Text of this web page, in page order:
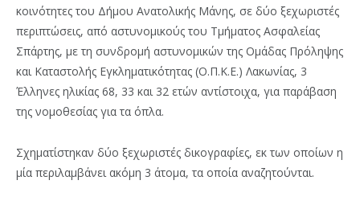
κοινότητες του Δήμου Ανατολικής Μάνης, σε δύο ξεχωριστές
περιπτώσεις, από αστυνομικούς του Τμήματος Ασφαλείας
Σπάρτης, με τη συνδρομή αστυνομικών της Ομάδας Πρόληψης
και Καταστολής Εγκληματικότητας (Ο.Π.Κ.Ε.) Λακωνίας, 3
Έλληνες ηλικίας 68, 33 και 32 ετών αντίστοιχα, για παράβαση
της νομοθεσίας για τα όπλα.
Σχηματίστηκαν δύο ξεχωριστές δικογραφίες, εκ των οποίων η
μία περιλαμβάνει ακόμη 3 άτομα, τα οποία αναζητούνται.